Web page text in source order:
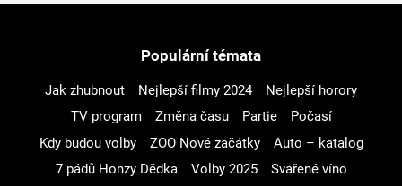
Populární témata
Jak zhubnout Nejlepší filmy 2024
Nejlepší horory
TV program
Změna času Partie
Počasí
Kdy budou volby
ZOO Nové začátky
Auto – katalog
7 pádů Honzy Dědka
Volby 2025
Svařené víno